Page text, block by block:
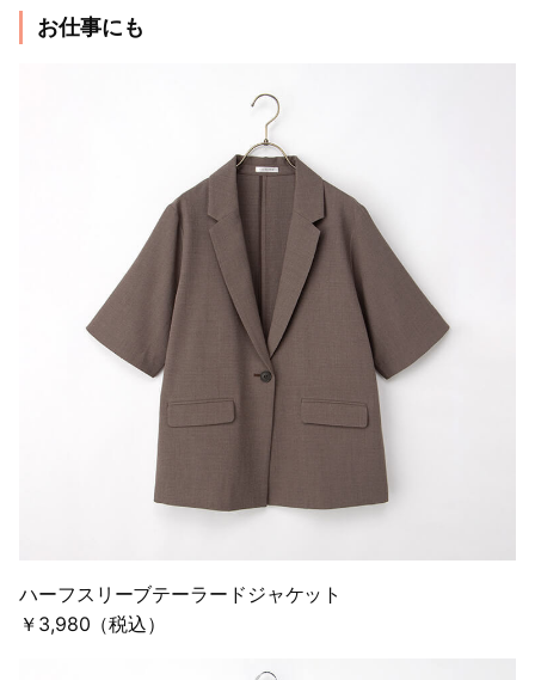
お仕事にも
ハーフスリーブテーラードジャケット
￥3,980（税込）